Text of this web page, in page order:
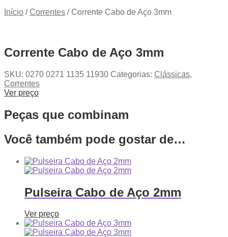
Início / Correntes / Corrente Cabo de Aço 3mm
Corrente Cabo de Aço 3mm
SKU: 0270 0271 1135 11930 Categorias: Clássicas,
Correntes
Ver preço
Peças que combinam
Você também pode gostar de…
Pulseira Cabo de Aço 2mm
Ver preço